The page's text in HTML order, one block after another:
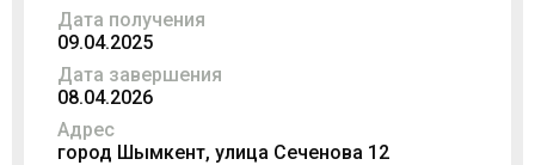
Дата получения
09.04.2025
Дата завершения
08.04.2026
Адрес
город Шымкент, улица Сеченова 12